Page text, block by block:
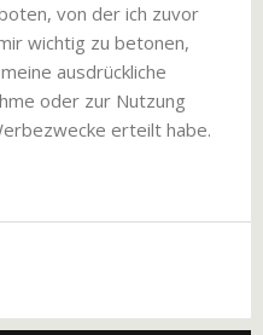
von der ich zuvor
wichtig zu betonen,
ausdrückliche
oder zur Nutzung
erteilt habe.